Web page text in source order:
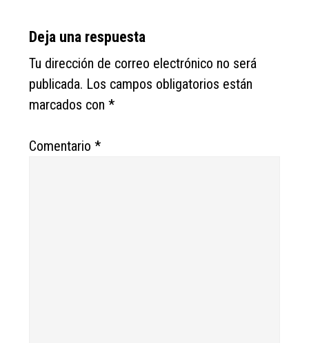
Deja una respuesta
Tu dirección de correo electrónico no será
publicada. Los campos obligatorios están
marcados con*
Comentario*